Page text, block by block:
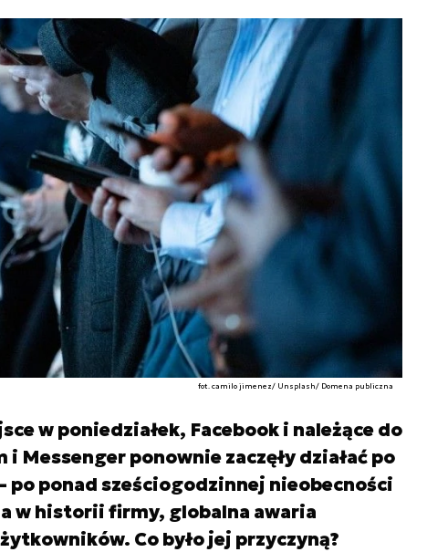
fot. camilo jimenez/ Unsplash/ Domena publiczna
w poniedziałek, Facebook i należące do
Messenger ponownie zaczęły działać po
po ponad sześciogodzinnej nieobecności
w historii firmy, globalna awaria
Co było jej przyczyną?